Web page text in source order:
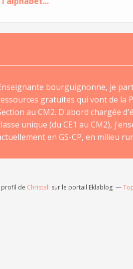
bourguignonne, je
gratuites qui vont de la
au CM2. D'abord chargée
unique (du CE1 au CM2),
en GS-CP, en milieu
profil de Christall sur le portail Eklablog